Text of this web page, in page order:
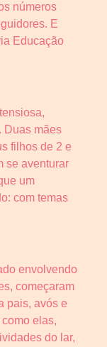
números
E
Educação
Duas mães
filhos de 2 e
se aventurar
um
com temas
envolvendo
começaram
pais, avós e
elas,
do lar,